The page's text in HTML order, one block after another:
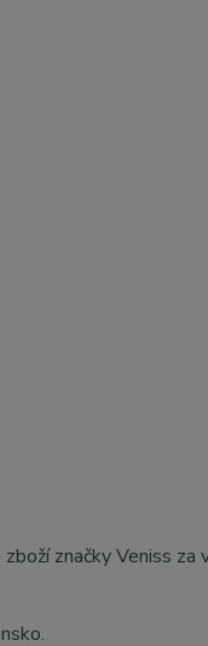
značky Veniss za